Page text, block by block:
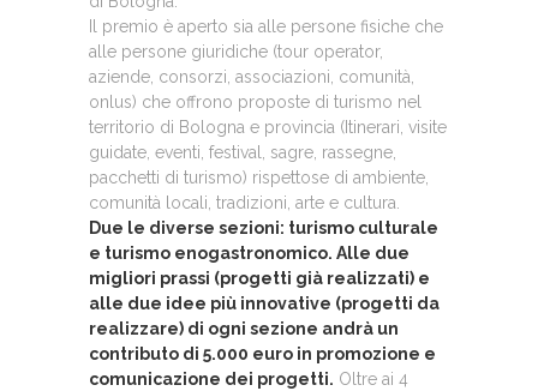
Il premio è aperto sia alle persone fisiche che
alle persone giuridiche (tour operator,
aziende, consorzi, associazioni, comunità,
onlus) che offrono proposte di turismo nel
territorio di Bologna e provincia (Itinerari, visite
guidate, eventi, festival, sagre, rassegne,
pacchetti di turismo) rispettose di ambiente,
comunità locali, tradizioni, arte e cultura.
Due le diverse sezioni: turismo culturale
e turismo enogastronomico. Alle due
migliori prassi (progetti già realizzati) e
alle due idee più innovative (progetti da
realizzare) di ogni sezione andrà un
contributo di 5.000 euro in promozione e
comunicazione dei progetti. Oltre ai 4